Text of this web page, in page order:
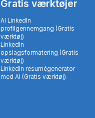
Gratis værktøjer
AI LinkedIn
profilgennemgang (Gratis
værktøj)
LinkedIn
opslagsformatering (Gratis
værktøj)
LinkedIn resumégenerator
med AI (Gratis værktøj)